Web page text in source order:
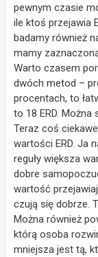
pewnym czasie
ile ktoś przejawia
badamy również
mamy
Warto czasem
dwóch metod –
procentach, to
to 18 ERD.
Teraz coś
wartości ERD. Ja
reguły większa
dobre
wartość
czują się dobrze.
Można również
którą osoba
mniejsza jest tą,